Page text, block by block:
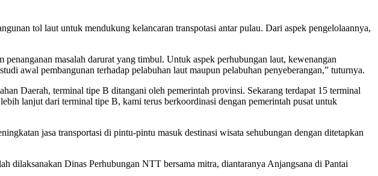
tol laut untuk mendukung kelancaran transpotasi antar pulau. Dari aspek pengelolaannya,
masalah darurat yang timbul. Untuk aspek perhubungan laut, kewenangan
awal pembangunan terhadap pelabuhan laut maupun pelabuhan penyeberangan,” tuturnya.
Daerah, terminal tipe B ditangani oleh pemerintah provinsi. Sekarang terdapat 15 terminal
lanjut dari terminal tipe B, kami terus berkoordinasi dengan pemerintah pusat untuk
jasa transportasi di pintu-pintu masuk destinasi wisata sehubungan dengan ditetapkan
dilaksanakan Dinas Perhubungan NTT bersama mitra, diantaranya Anjangsana di Pantai